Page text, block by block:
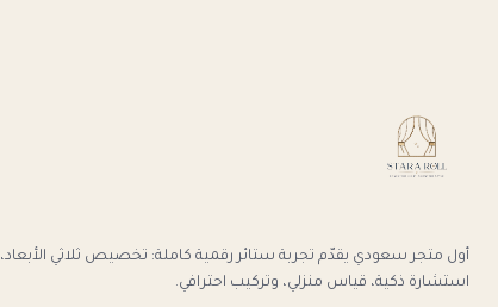
أول متجر سعودي يقدّم تجربة ستائر رقمية كاملة: تخصيص ثلاثي الأبعاد،
استشارة ذكية، قياس منزلي، وتركيب احترافي.